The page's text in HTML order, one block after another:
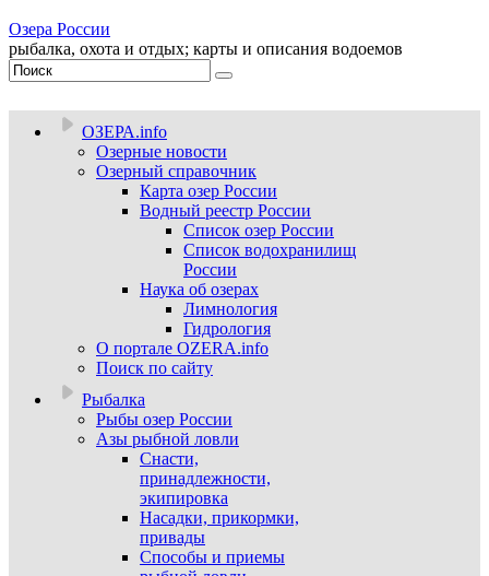
Озера России
рыбалка, охота и отдых; карты и описания водоемов
ОЗЕРА.info
Озерные новости
Озерный справочник
Карта озер России
Водный реестр России
Список озер России
Список водохранилищ
России
Наука об озерах
Лимнология
Гидрология
О портале OZERA.info
Поиск по сайту
Рыбалка
Рыбы озер России
Азы рыбной ловли
Снасти,
принадлежности,
экипировка
Насадки, прикормки,
привады
Способы и приемы